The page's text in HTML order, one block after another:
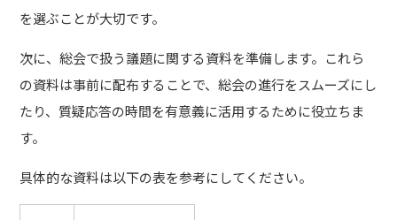
を選ぶことが大切です。
次に、総会で扱う議題に関する資料を準備します。これら
の資料は事前に配布することで、総会の進行をスムーズにし
たり、質疑応答の時間を有意義に活用するために役立ちま
す。
具体的な資料は以下の表を参考にしてください。